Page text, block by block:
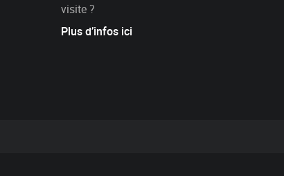
visite ?
Plus d’infos ici